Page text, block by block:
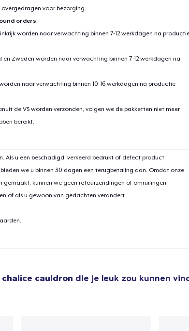
voor bezorging.
orders
worden naar verwachting binnen 7-12 werkdagen na
en Zweden worden naar verwachting binnen 7-12 werkdagen na
naar verwachting binnen 10-16 werkdagen na productie
de VS worden verzonden, volgen we de pakketten niet meer
bereikt.
Als u een beschadigd, verkeerd bedrukt of defect product
we u binnen 30 dagen een terugbetaling aan. Omdat onze
kunnen we geen retourzendingen of omruilingen
of als u gewoon van gedachten verandert.
cauldron die je leuk zou kunnen